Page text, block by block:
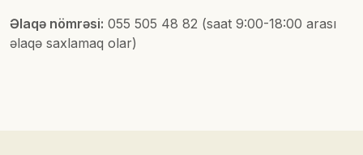
Əlaqə nömrəsi: 055 505 48 82 (saat 9:00-18:00 arası
əlaqə saxlamaq olar)